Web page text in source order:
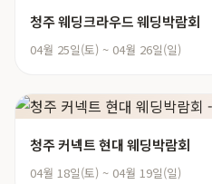
청주 웨딩크라우드 웨딩박람회
04월 25일(토) ~ 04월 26일(일)
청주 커넥트 현대 웨딩박람회
04월 18일(토) ~ 04월 19일(일)